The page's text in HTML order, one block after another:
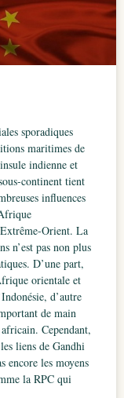
sporadiques
maritimes de
indienne et
continent tient
influences
Orient. La
n’est pas non plus
D’une part,
orientale et
d’autre
de main
Cependant,
liens de Gandhi
encore les moyens
la RPC qui